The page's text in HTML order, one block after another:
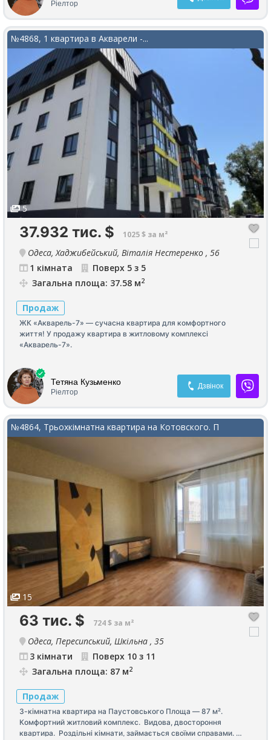
домовитися про перегляд!
Ріелтор
№4868, 1 квартира в Акварели -...
5
37.932 тис. $ 1025 $ за м²
Одеса, Хаджибейський, Віталія Нестеренко , 56
1 кімната
Поверх 5 з 5
Загальна площа: 37.58 м2
Продаж
ЖК «Акварель-7» — сучасна квартира для комфортного
життя! У продажу квартира в житловому комплексі
«Акварель-7».
Тетяна Кузьменко
Ріелтор
Дзвінок
№4864, Трьохкімнатна квартира на Котовского. П
15
63 тис. $ 724 $ за м²
Одеса, Пересипський, Шкільна , 35
3 кімнати
Поверх 10 з 11
Загальна площа: 87 м2
Продаж
3-кімнатна квартира на Паустовського Площа — 87 м².
Комфортний житловий комплекс. Видова, двостороння
квартира. Роздільні кімнати, займається своїми справами.